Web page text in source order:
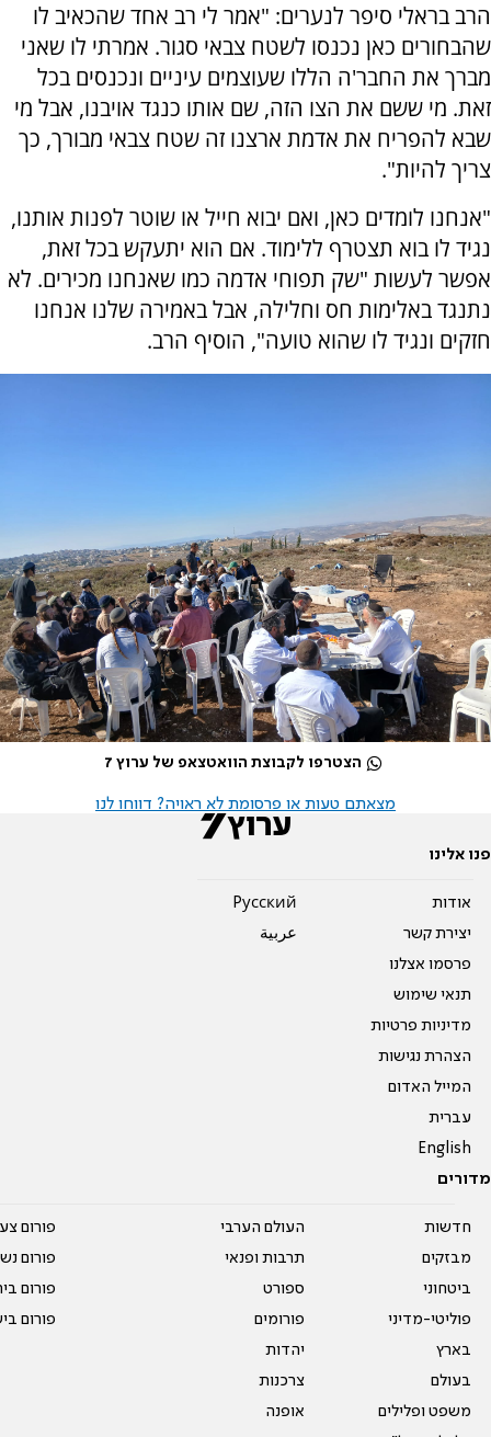
הרב בראלי סיפר לנערים: "אמר לי רב אחד שהכאיב לו
שהבחורים כאן נכנסו לשטח צבאי סגור. אמרתי לו שאני
מברך את החבר'ה הללו שעוצמים עיניים ונכנסים בכל
זאת. מי ששם את הצו הזה, שם אותו כנגד אויבנו, אבל מי
שבא להפריח את אדמת ארצנו זה שטח צבאי מבורך, כך
צריך להיות".
"אנחנו לומדים כאן, ואם יבוא חייל או שוטר לפנות אותנו,
נגיד לו בוא תצטרף ללימוד. אם הוא יתעקש בכל זאת,
אפשר לעשות "שק תפוחי אדמה כמו שאנחנו מכירים. לא
נתנגד באלימות חס וחלילה, אבל באמירה שלנו אנחנו
חזקים ונגיד לו שהוא טועה", הוסיף הרב.
הצטרפו לקבוצת הוואטצאפ של ערוץ 7
מצאתם טעות או פרסומת לא ראויה? דווחו לנו
פנו אלינו
אודות
יצירת קשר
פרסמו אצלנו
תנאי שימוש
מדיניות פרטיות
הצהרת נגישות
המייל האדום
עברית
English
Pусский
عربية
מדורים
חדשות
מבזקים
ביטחוני
פוליטי-מדיני
בארץ
בעולם
משפט ופלילים
העולם הערבי
תרבות ופנאי
ספורט
פורומים
יהדות
צרכנות
אופנה
פורום
פורום
פורום
פורום